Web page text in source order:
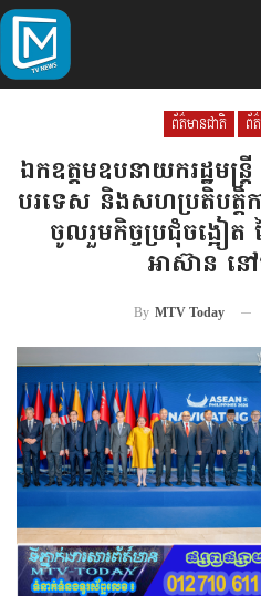
ព័ត៌មានជាតិ ព័
ឯកឧត្តមឧបនាយករដ្ឋមន្ត្
បរទេស និងសហប្រតិបត្តិក
ចូលរួមកិច្ចប្រជុំចង្អៀត
អាស៊ាន ន
By MTV Today